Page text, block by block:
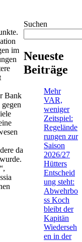
im
Bank
da
Suchen
Neueste
Beiträge
Mehr
VAR,
weniger
Zeitspiel:
Regelände
rungen zur
Saison
2026/27
Hütters
Entscheid
ung steht:
Abwehrbo
ss Koch
bleibt der
Kapitän
Wiederseh
en in der